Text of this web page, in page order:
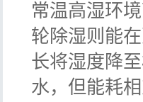
常温高湿环
轮除湿则能
长将湿度降
水，但能耗